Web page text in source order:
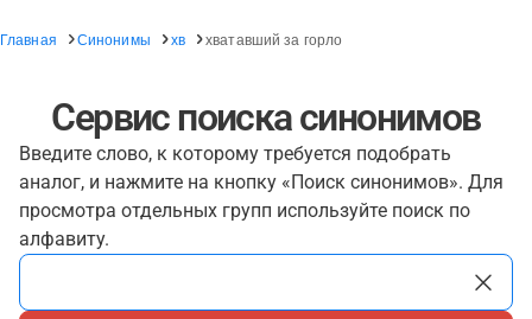
Главная Синонимы хв хватавший за горло
Сервис поиска синонимов
Введите слово, к которому требуется подобрать
аналог, и нажмите на кнопку «Поиск синонимов». Для
просмотра отдельных групп используйте поиск по
алфавиту.